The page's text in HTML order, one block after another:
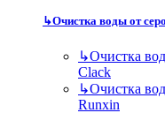
↳Очистка воды от
↳Очистка
Clack
↳Очистка
Runxin